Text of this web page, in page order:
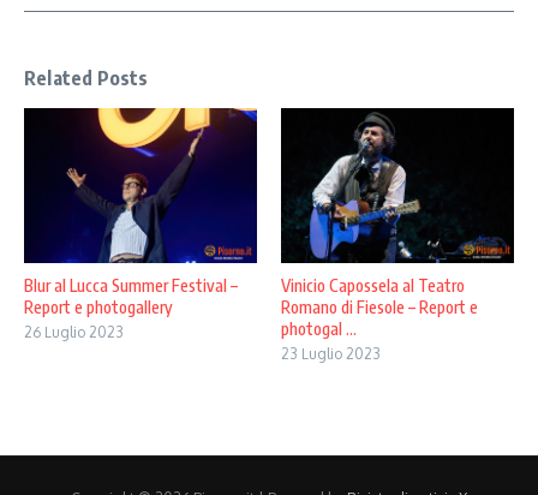
Related Posts
Blur al Lucca Summer Festival –
Report e photogallery
26 Luglio 2023
Vinicio Capossela al Teatro
Romano di Fiesole – Report e
photogal ...
23 Luglio 2023